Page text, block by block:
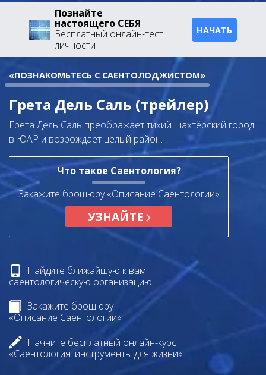
Познайте
настоящего СЕБЯ
Бесплатный онлайн-тест
личности
НАЧАТЬ
«ПОЗНАКОМЬТЕСЬ С САЕНТОЛОДЖИСТОМ»
Грета Дель Саль (трейлер)
Грета Дель Саль преображает тихий шахтёрский город
в ЮАР и возрождает целый район.
Что такое Саентология?
Закажите брошюру «Описание Саентологии»
УЗНАЙТЕ
Найдите ближайшую к вам
саентологическую организацию
Закажите брошюру
«Описание Саентологии»
Начните бесплатный онлайн-курс
«Саентология: инструменты для жизни»